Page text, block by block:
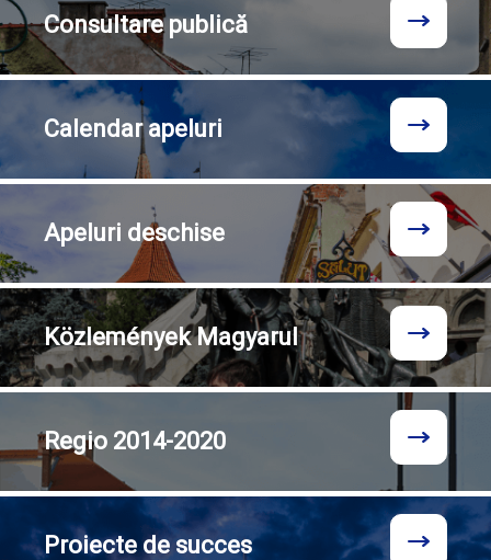
Consultarepublică
Calendarapeluri
Apeluri deschise
KözleményekMagyarul
Regio 2014-2020
Proiecte de succes